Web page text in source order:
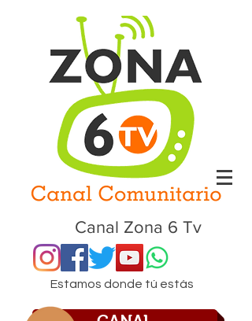
Canal Zona 6 Tv
Estamos donde tú estás